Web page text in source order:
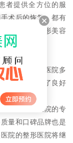
者提供全方位的服
术后的恢复，都有
高水平的整形美容
，这得益于医院多
在业内树立了良好
实的基础。
业，除了医院的专
量和口碑品牌也是
院的整形医院将继